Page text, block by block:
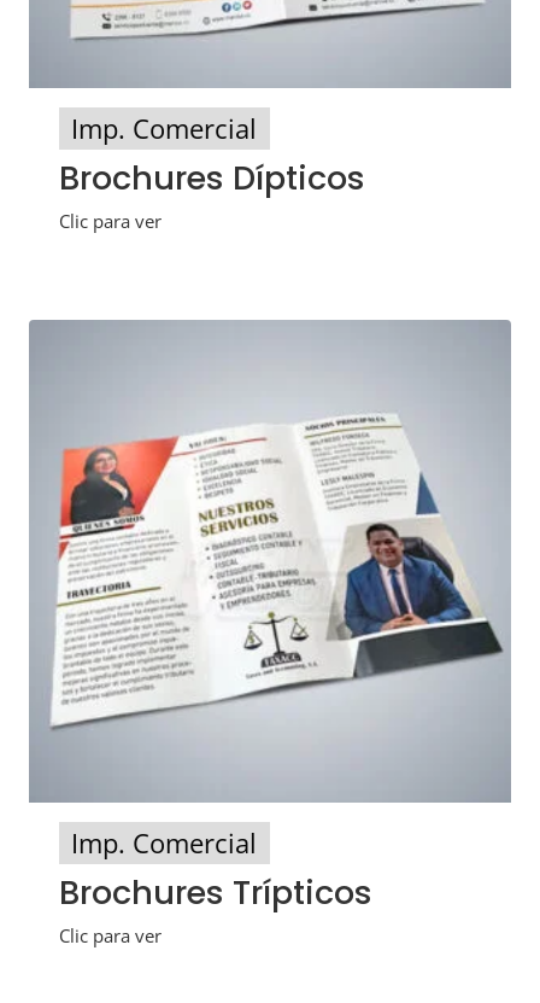
Imp. Comercial
Brochures Dípticos
Clic para ver
Imp. Comercial
Brochures Trípticos
Clic para ver